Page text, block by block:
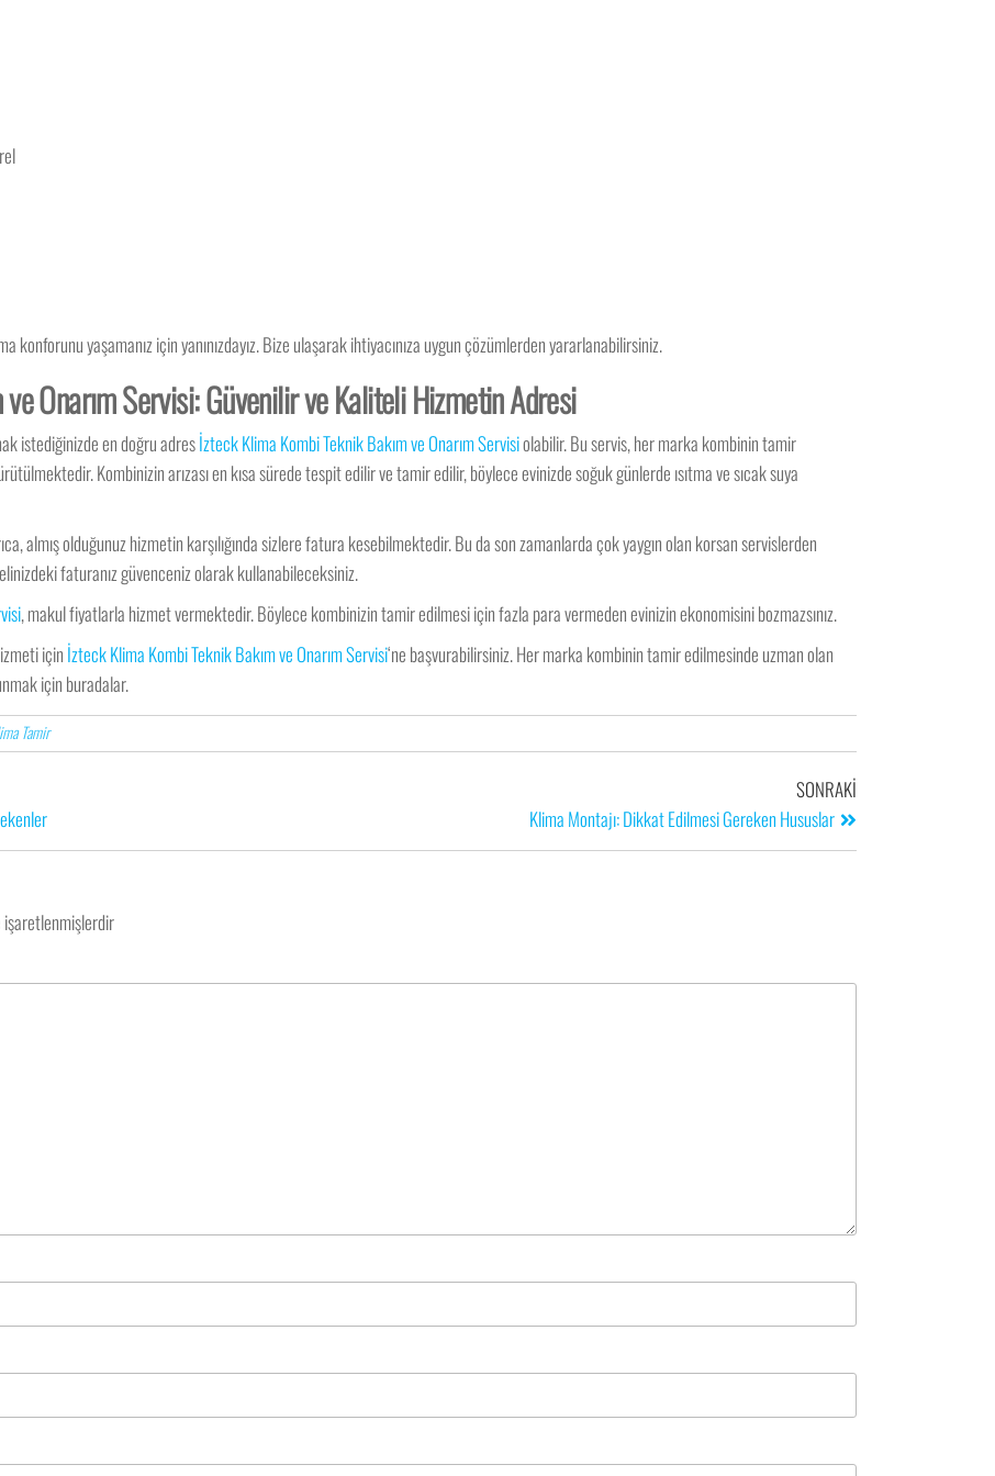
konforunu yaşamanız için yanınızdayız. Bize ulaşarak ihtiyacınıza uygun çözümlerden yararlanabilirsiniz.
Onarım Servisi: Güvenilir ve Kaliteli Hizmetin Adresi
istediğinizde en doğru adresİzteck Klima Kombi Teknik Bakım ve Onarım Servisiolabilir. Bu servis, her marka kombinin tamir
Kombinizin arızası en kısa sürede tespit edilir ve tamir edilir, böylece evinizde soğuk günlerde ısıtma ve sıcak suya
almış olduğunuz hizmetin karşılığında sizlere fatura kesebilmektedir. Bu da son zamanlarda çok yaygın olan korsan servislerden
faturanız güvenceniz olarak kullanabileceksiniz.
, makul fiyatlarla hizmet vermektedir. Böylece kombinizin tamir edilmesi için fazla para vermeden evinizin ekonomisini bozmazsınız.
için İzteck Klima Kombi Teknik Bakım ve Onarım Servisi‘ne başvurabilirsiniz. Her marka kombinin tamir edilmesinde uzman olan
için buradalar.
Tamir
SONRAKI
Klima Montajı: Dikkat Edilmesi Gereken Hususlar
işaretlenmişlerdir